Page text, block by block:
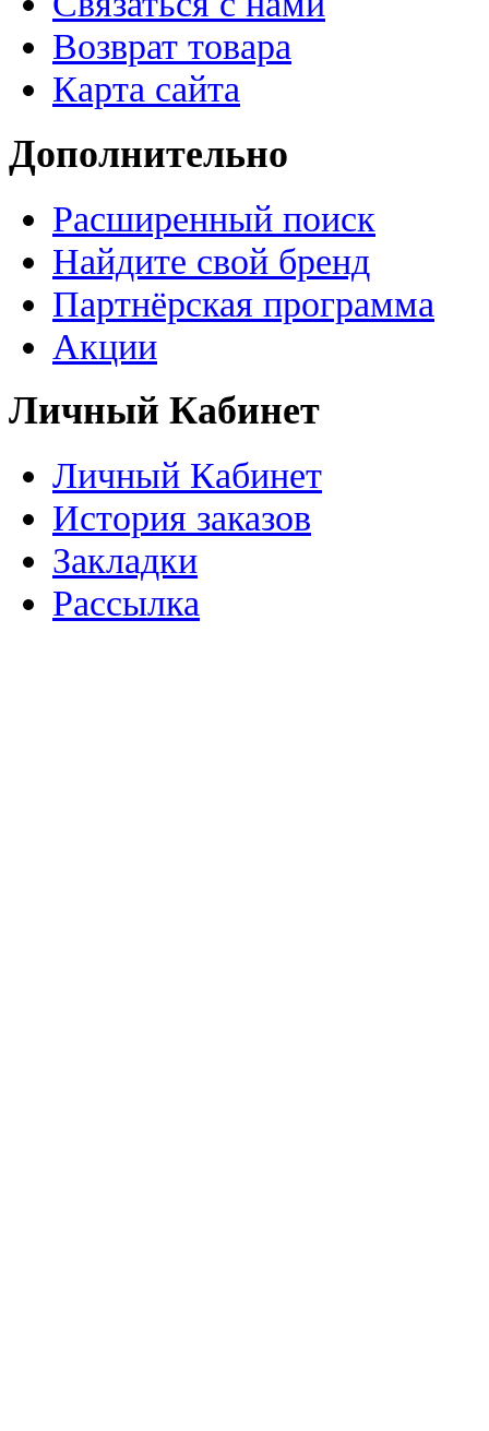
Возврат товара
Карта сайта
Дополнительно
Расширенный поиск
Найдите свой бренд
Партнёрская программа
Акции
Личный Кабинет
Личный Кабинет
История заказов
Закладки
Рассылка